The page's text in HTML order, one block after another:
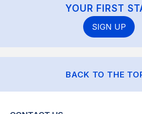
YOUR FIRST
SIGN UP
BACK TO THE